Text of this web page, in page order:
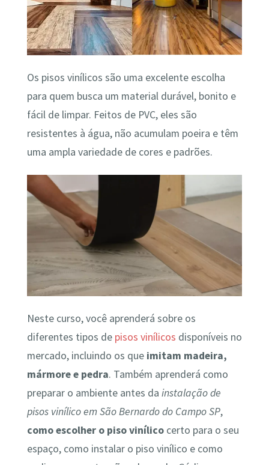
Os pisos vinílicos são uma excelente escolha
para quem busca um material durável, bonito e
fácil de limpar. Feitos de PVC, eles são
resistentes à água, não acumulam poeira e têm
uma ampla variedade de cores e padrões.
Neste curso, você aprenderá sobre os
diferentes tipos de pisos vinílicos disponíveis no
mercado, incluindo os que imitam madeira,
mármore e pedra. Também aprenderá como
preparar o ambiente antes da instalação de
pisos vinílico em São Bernardo do Campo SP,
como escolher o piso vinílicocerto para o seu
espaço, como instalar o piso vinílico e como